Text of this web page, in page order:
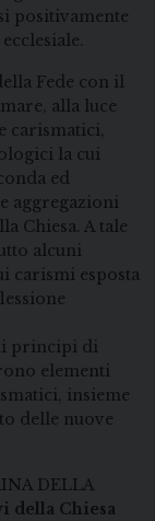
positivamente
Fede con il
alla luce
carismatici,
la cui
ed
aggregazioni
Chiesa. A tale
alcuni
carismi esposta
principi di
elementi
insieme
delle nuove
DELLA
della Chiesa